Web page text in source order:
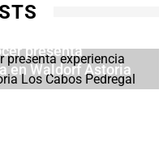
presenta
en Waldorf Astoria